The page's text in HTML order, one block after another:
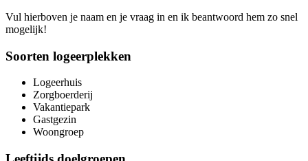
Vul hierboven je naam en je vraag in en ik beantwoord hem zo snel
mogelijk!
Soorten logeerplekken
Logeerhuis
Zorgboerderij
Vakantiepark
Gastgezin
Woongroep